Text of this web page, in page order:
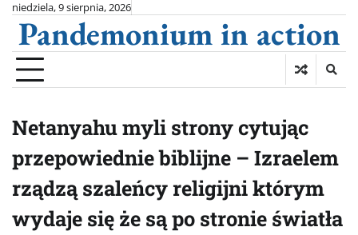
Skip
content
niedziela, 9 sierpnia, 2026
Pandemonium in action
Netanyahu myli strony cytując
przepowiednie biblijne – Izraelem
rządzą szaleńcy religijni którym
wydaje się że są po stronie światła